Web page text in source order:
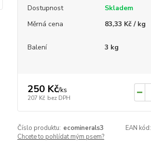
Dostupnost
Skladem
Měrná cena
83,33 Kč / kg
Balení 3 kg
250 Kč/ks
207 Kč bez DPH
Číslo produktu: ecominerals3 EAN kód:
Chcete to pohlídat mým psem?